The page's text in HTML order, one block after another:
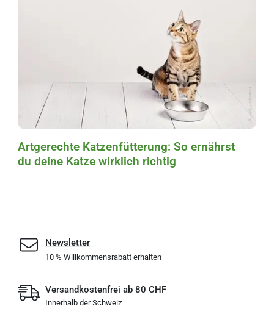
Artgerechte Katzenfütterung: So ernährst
du deine Katze wirklich richtig
Newsletter
10 % Willkommensrabatt erhalten
Versandkostenfrei ab 80 CHF
Innerhalb der Schweiz